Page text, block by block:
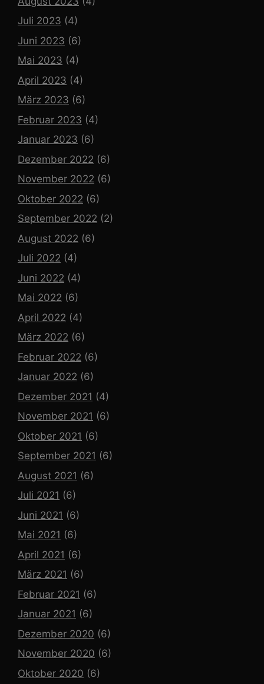
Juli 2023 (4)
Juni 2023 (6)
Mai 2023 (4)
April 2023 (4)
März 2023 (6)
Februar 2023 (4)
Januar 2023 (6)
Dezember 2022 (6)
November 2022 (6)
Oktober 2022 (6)
September 2022 (2)
August 2022 (6)
Juli 2022 (4)
Juni 2022 (4)
Mai 2022 (6)
April 2022 (4)
März 2022 (6)
Februar 2022 (6)
Januar 2022 (6)
Dezember 2021 (4)
November 2021 (6)
Oktober 2021 (6)
September 2021 (6)
August 2021 (6)
Juli 2021 (6)
Juni 2021 (6)
Mai 2021 (6)
April 2021 (6)
März 2021 (6)
Februar 2021 (6)
Januar 2021 (6)
Dezember 2020 (6)
November 2020 (6)
Oktober 2020 (6)